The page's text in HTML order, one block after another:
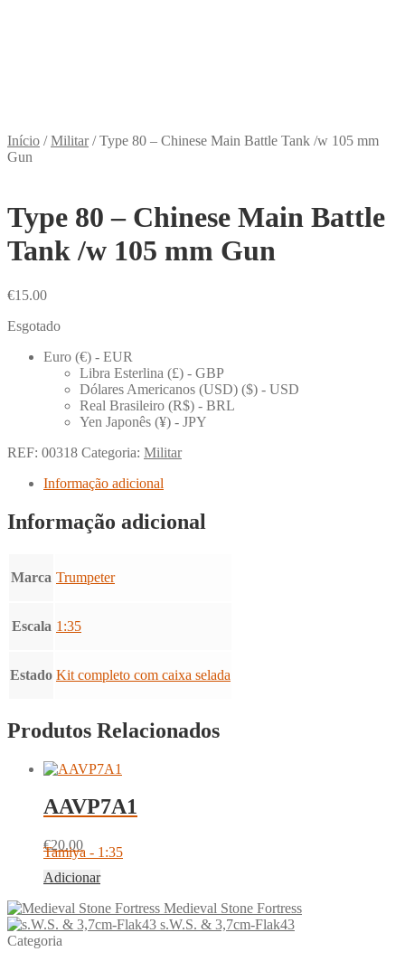
Início /Militar/Type 80 – Chinese Main Battle Tank /w 105 mm
Gun
Type 80 – Chinese Main Battle
Tank /w 105 mm Gun
€15.00
Esgotado
Euro (€) - EUR
Libra Esterlina (£) - GBP
Dólares Americanos (USD) ($) - USD
Real Brasileiro (R$) - BRL
Yen Japonês (¥) - JPY
REF: 00318 Categoria: Militar
Informação adicional
Informação adicional
Marca Trumpeter
Escala 1:35
Estado Kit completo com caixa selada
Produtos Relacionados
AAVP7A1
€20.00
Tamiya - 1:35
Adicionar
Medieval Stone Fortress
s.W.S. & 3,7cm-Flak43
Categoria